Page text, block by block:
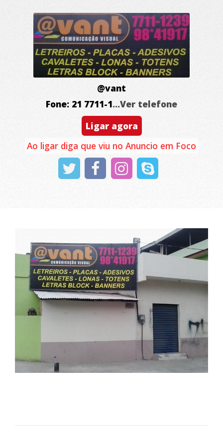
@vant
Fone: 21 7711-1...Ver telefone
Ligar agora
Ao ligar diga que viu no Anuncio em Foco